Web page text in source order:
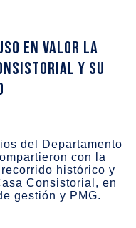
en valor la
y su
del Departamento
con la
histórico y
Consistorial, en
gestión y PMG.